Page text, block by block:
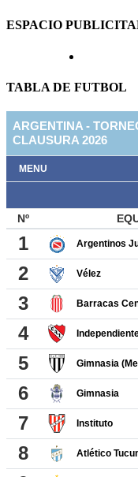
ESPACIO
TABLA DE FUTBOL